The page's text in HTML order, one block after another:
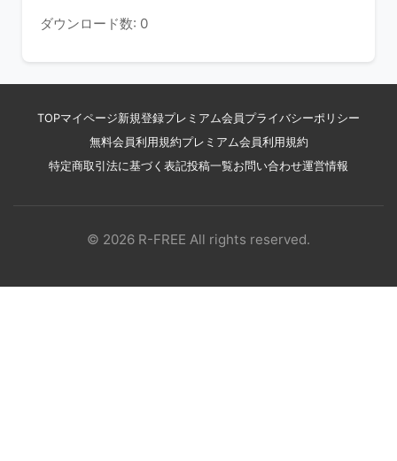
ダウンロード数: 0
TOPマイページ新規登録プレミアム会員 プライバシーポリシー
無料会員利用規約プレミアム会員利用規約
特定商取引法に基づく表記投稿一覧お問い合わせ運営情報
© 2026 R-FREE All rights reserved.